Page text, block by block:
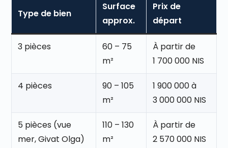
Type de bien
Surface
approx.
Prix de
départ
3 pièces
60 – 75
m²
À partir de
1 700 000 NIS
4 pièces
90 – 105
m²
1 900 000 à
3 000 000 NIS
5 pièces (vue
mer, Givat Olga)
110 – 130
m²
À partir de
2 570 000 NIS